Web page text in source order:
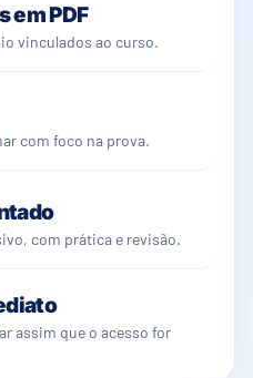
em PDF
vinculados ao curso.
com foco na prova.
com prática e revisão.
assim que o acesso for